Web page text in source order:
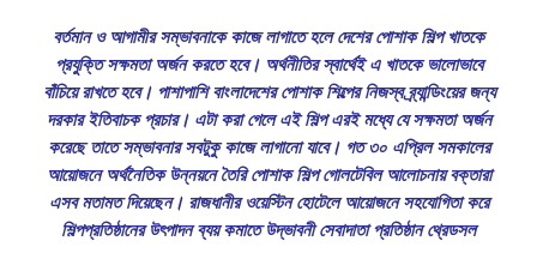
বর্তমান ও আগামীর সম্ভাবনাকে কাজে লাগাতে হলে দেশের পোশাক শিল্প খাতকে
প্রযুক্তি সক্ষমতা অর্জন করতে হবে। অর্থনীতির স্বার্থেই এ খাতকে ভালোভাবে
বাঁচিয়ে রাখতে হবে। পাশাপাশি বাংলাদেশের পোশাক শিল্পের নিজস্ব ব্র্যান্ডিংয়ের জন্য
দরকার ইতিবাচক প্রচার। এটা করা গেলে এই শিল্প এরই মধ্যে যে সক্ষমতা অর্জন
করেছে তাতে সম্ভাবনার সবটুকু কাজে লাগানো যাবে। গত ৩০ এপ্রিল সমকালের
আয়োজনে অর্থনৈতিক উন্নয়নে তৈরি পোশাক শিল্প গোলটেবিল আলোচনায় বক্তারা
এসব মতামত দিয়েছেন। রাজধানীর ওয়েস্টিন হোটেলে আয়োজনে সহযোগিতা করে
শিল্পপ্রতিষ্ঠানের উৎপাদন ব্যয় কমাতে উদ্ভাবনী সেবাদাতা প্রতিষ্ঠান থ্রেডসল